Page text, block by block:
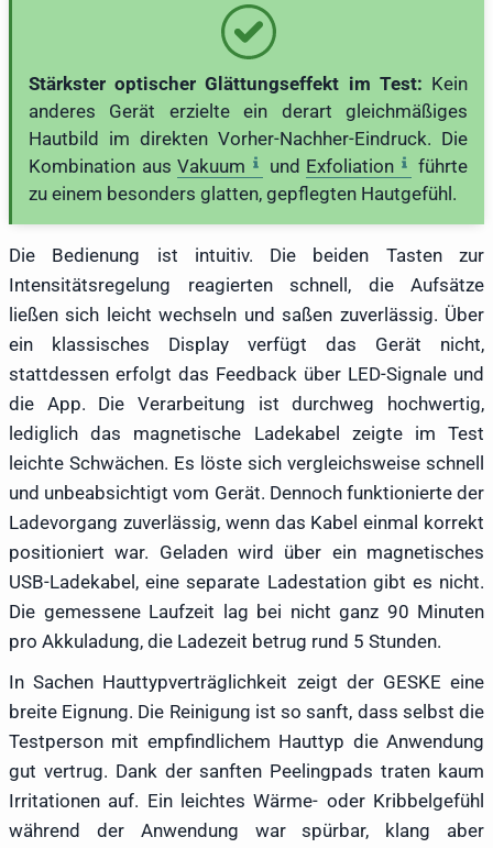
Stärkster optischer Glättungseffekt im Test: Kein
anderes Gerät erzielte ein derart gleichmäßiges
Hautbild im direkten Vorher-Nachher-Eindruck. Die
Kombination ausVakuum und Exfoliation
führte
zu einem besonders glatten, gepflegten Hautgefühl.
Die Bedienung ist intuitiv. Die beiden Tasten zur
Intensitätsregelung reagierten schnell, die Aufsätze
ließen sich leicht wechseln und saßen zuverlässig. Über
ein klassisches Display verfügt das Gerät nicht,
stattdessen erfolgt das Feedback über LED-Signale und
die App. Die Verarbeitung ist durchweg hochwertig,
lediglich das magnetische Ladekabel zeigte im Test
leichte Schwächen. Es löste sich vergleichsweise schnell
und unbeabsichtigt vom Gerät. Dennoch funktionierte der
Ladevorgang zuverlässig, wenn das Kabel einmal korrekt
positioniert war. Geladen wird über ein magnetisches
USB-Ladekabel, eine separate Ladestation gibt es nicht.
Die gemessene Laufzeit lag bei nicht ganz 90 Minuten
pro Akkuladung, die Ladezeit betrug rund 5 Stunden.
In Sachen Hauttypverträglichkeit zeigt der GESKE eine
breite Eignung. Die Reinigung ist so sanft, dass selbst die
Testperson mit empfindlichem Hauttyp die Anwendung
gut vertrug. Dank der sanften Peelingpads traten kaum
Irritationen auf. Ein leichtes Wärme- oder Kribbelgefühl
während der Anwendung war spürbar, klang aber